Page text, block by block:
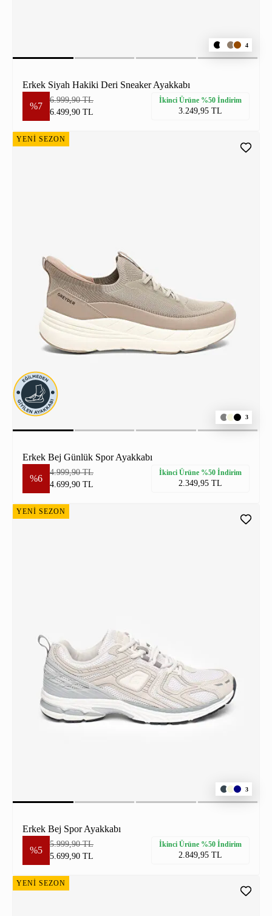
4
Erkek Siyah Hakiki Deri Sneaker Ayakkabı
%7
6.999,90 TL
6.499,90 TL
İkinci Ürüne %50 İndirim
3.249,95 TL
YENİ SEZON
3
Erkek Bej Günlük Spor Ayakkabı
%6
4.999,90 TL
4.699,90 TL
İkinci Ürüne %50 İndirim
2.349,95 TL
YENİ SEZON
3
Erkek Bej Spor Ayakkabı
%5
5.999,90 TL
5.699,90 TL
İkinci Ürüne %50 İndirim
2.849,95 TL
YENİ SEZON